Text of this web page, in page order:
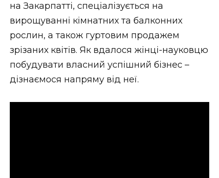
на Закарпатті, спеціалізується на
вирощуванні кімнатних та балконних
рослин, а також гуртовим продажем
зрізаних квітів. Як вдалося жінці-науковцю
побудувати власний успішний бізнес –
дізнаємося напряму від неї.